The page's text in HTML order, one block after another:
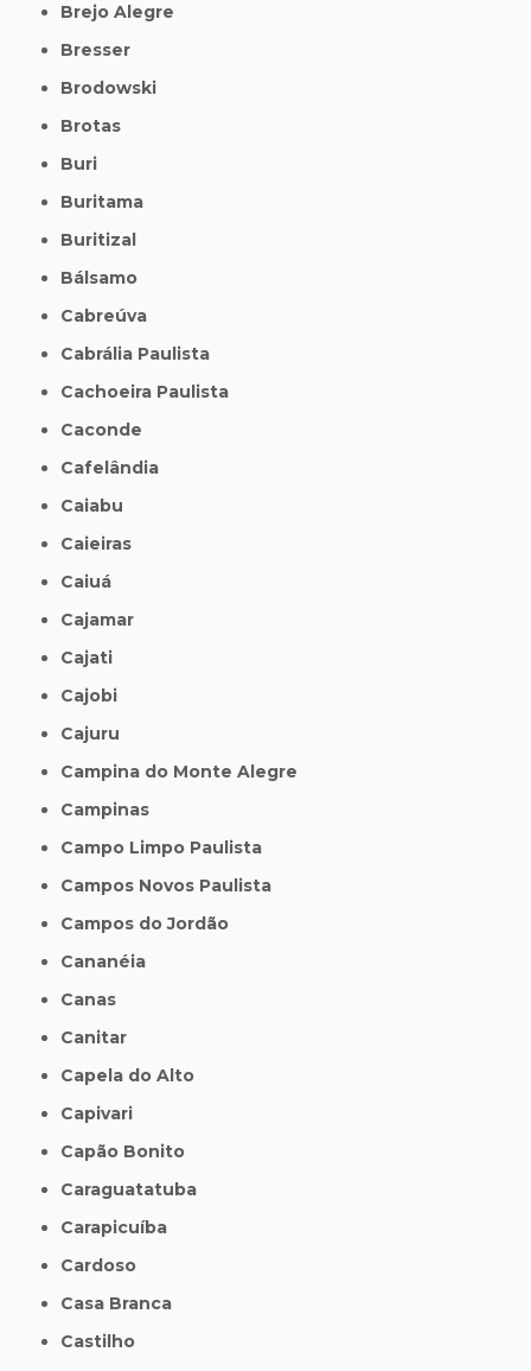
Brejo Alegre
Bresser
Brodowski
Brotas
Buri
Buritama
Buritizal
Bálsamo
Cabreúva
Cabrália Paulista
Cachoeira Paulista
Caconde
Cafelândia
Caiabu
Caieiras
Caiuá
Cajamar
Cajati
Cajobi
Cajuru
Campina do Monte Alegre
Campinas
Campo Limpo Paulista
Campos Novos Paulista
Campos do Jordão
Cananéia
Canas
Canitar
Capela do Alto
Capivari
Capão Bonito
Caraguatatuba
Carapicuíba
Cardoso
Casa Branca
Castilho